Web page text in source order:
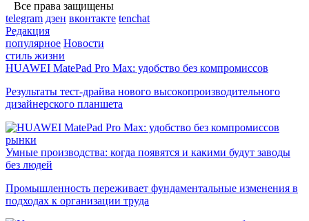
Все права защищены
telegram дзен вконтакте tenchat
Редакция
популярное Новости
стиль жизни
HUAWEI MatePad Pro Max: удобство без компромиссов
Результаты тест-драйва нового высокопроизводительного
дизайнерского планшета
рынки
Умные производства: когда появятся и какими будут заводы
без людей
Промышленность переживает фундаментальные изменения в
подходах к организации труда